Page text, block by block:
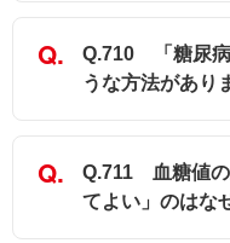
Q.710 「糖尿病
うな方法があり
Q.711 血糖値の
てよい」のはな